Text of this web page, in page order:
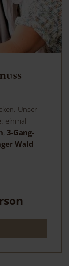
Unser
einmal
, 3-Gang-
Wald